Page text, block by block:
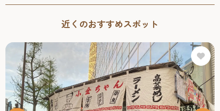
近くのおすすめスポット